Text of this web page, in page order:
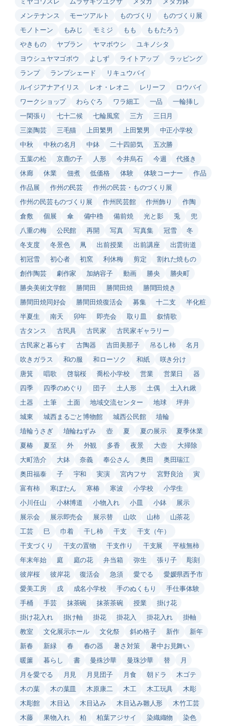
メンテナンス
モーツアルト ものづくり
ものづくり展
モノトーン
もみじ モミジ もも
ももたろう
やきもの
ヤブラン ヤマボウシ
ユキノシタ
ヨウシュヤマゴボウ
よしず ライトアップ
ラッピング
ランプ
ランプシェード
リキュウバイ
ルイジアナアイリス
レオ・レオニ レリーフ
ロウバイ
ワークショップ
わらぐろ ワラ細工 一品
一輪挿し
一閑張り
七十二候 七輪風窯 三方
三日月
三楽陶芸
三毛猫 上田繁男 上田繁男
中正小学校
中秋
中秋の名月 中鉢 二十四節気
五次勝
五葉の松
京鹿の子 人形 今井烏石 今週
代掻き
休廊
休業 佃煮 低価格 体験 体験コーナー
作品
作品展
作州の民芸
作州の民芸・ものづくり展
作州の民芸ものづくり展
作州民芸館 作州飾り
作陶
倉敷
個展 傘 備中櫓 備前焼 光と影 兎
兜
八重の梅
公民館 再開 写真 写真集 冠雪
冬
冬支度
冬景色 凧 出前授業 出前講座
出雲街道
初冠雪
初心者 初窯 利休梅 剪定
割れた焼もの
創作陶芸
劇作家 加納容子 動画 勝央
勝央町
勝央美術文学館
勝間田 勝間田焼
勝間田焼き
勝間田焼同好会
勝間田焼復活会 募集 十二支
半化粧
半夏生
南天 卯年 即売会 取り皿
叙情歌
古タンス
古民具 古民家
古民家ギャラリー
古民家と暮らす
古陶器 吉田美那子 吊るし柿
名月
吹きガラス
和の服 和ローソク 和紙
咲き分け
唐箕
唱歌 啓翁桜 喬松小学校 営業 営業日
器
四季
四季のめぐり 団子 土人形 土偶
土入れ鍬
土器
土筆 土面 地域交流センター 地球
坪井
城東
城西まるごと博物館 城西公民館
埴輪
埴輪うさぎ
埴輪ねずみ 壺 夏 夏の展示
夏季休業
夏椿
夏至 外 外観 多香 夜景 大壺
大掃除
大町浩介
大鉢 奈義 奉公さん 奥田
奥田瑞江
奥田福泰
子 宇和 実演 宮内フサ 宮野良治
寅
富有柿
寒ぼたん 寒椿 寒波 小学校
小学生
小川任山
小林博道 小物入れ 小皿 小鉢
展示
展示会
展示即売会 展示替 山吹 山柿
山茶花
工芸
巳 巾着 干し柿 干支
干支（午）
干支づくり
干支の置物 干支作り 干支展
平核無柿
年末年始
庭 庭の花 弁当箱 弥生 張り子
彫刻
彼岸桜
彼岸花 復活会 急須 愛でる
愛媛県西予市
愛美工房
戌 成名小学校 手のぬくもり
手仕事体験
手桶
手芸 抹茶碗 抹茶茶碗 授業
掛け花
掛け花入れ
掛け軸 掛花 掛花入 掛花入れ
掛軸
教室
文化展示ホール 文化祭 斜め格子 新作
新年
新春
新緑 春 春の器 暑さ対策
暑中お見舞い
暖簾
暮らし 書 曼殊沙華 曼珠沙華 替
月
月を愛でる
月見 月見団子 月食 朝ドラ
木ゴテ
木の葉
木の葉皿 木原康二 木工 木工玩具
木彫
木彫館
木目込 木目込み 木目込み雛人形
木竹工芸
木藤
果物入れ 柏 柏葉アジサイ 染織織物 染色